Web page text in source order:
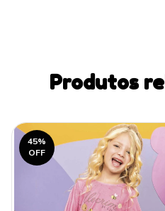
Produtos
45%
OFF